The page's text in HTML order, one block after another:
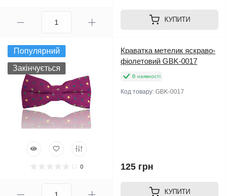
КУПИТИ
Популярний
Закінчується
0
Краватка метелик яскраво-
фіолетовий GBK-0017
В наявності
Код товару: GBK-0017
125 грн
КУПИТИ